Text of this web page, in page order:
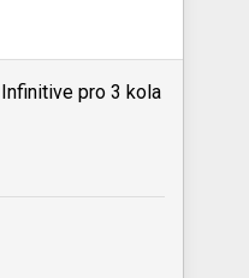
pro 3 kola